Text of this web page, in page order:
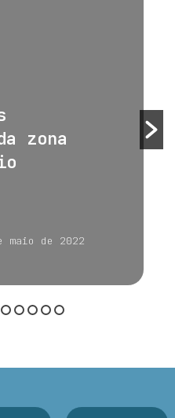
zona
maio de 2022